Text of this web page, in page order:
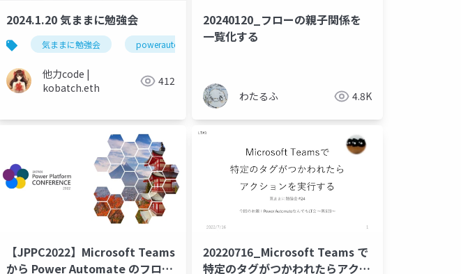
2024.1.20 気ままに勉強会
気ままに勉強会 powerautomate thankscard
他力code |
kobatch.eth
412
20240120_フローの親子関係を
一覧化する
わたるふ 4.8K
【JPPC2022】Microsoft Teams
から Power Automate のフロー
20220716_Microsoft Teams で
特定のタグがつかわれたらアクシ